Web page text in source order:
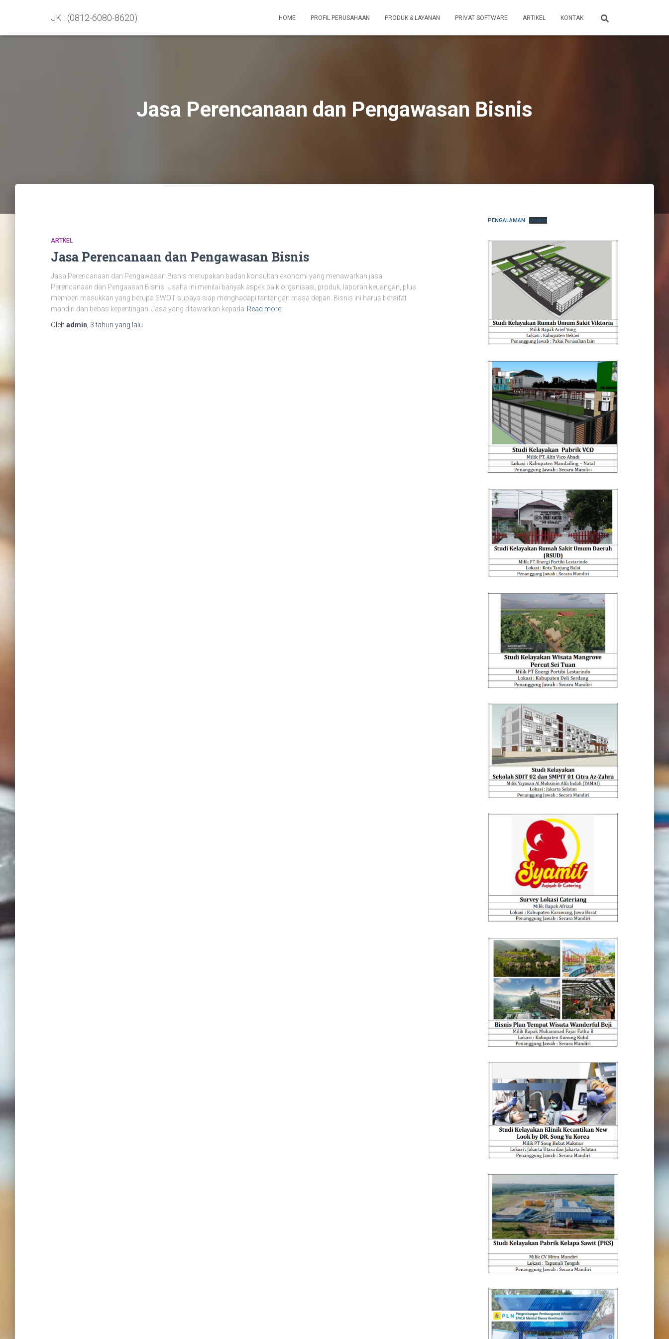
JK : (0812-6080-8620) HOME PROFIL PERUSAHAAN PRODUK & LAYANAN PRIVAT SOFTWARE ARTIKEL KONTAK
Jasa Perencanaan dan Pengawasan Bisnis
ARTKEL
Jasa Perencanaan dan Pengawasan Bisnis
Jasa Perencanaan dan Pengawasan Bisnis merupakan badan konsultan ekonomi yang menawarkan jasa
Perencanaan dan Pengaasan Bisnis. Usaha ini menilai banyak aspek baik organisasi, produk, laporan keuangan, plus
memberi masukkan yang berupa SWOT supaya siap menghadapi tantangan masa depan. Bisnis ini harus bersifat
mandiri dan bebas kepentingan. Jasa yang ditawarkan kepada Read more
Oleh admin 3 tahun yang lalu
PENGALAMAN Unduh